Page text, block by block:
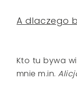
A dlaczego
Kto tu bywa
mnie m.in.